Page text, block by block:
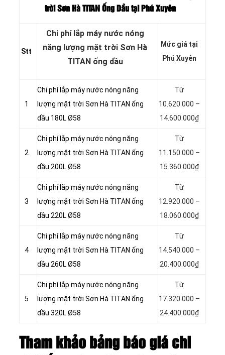
trời Sơn Hà TITAN Ống Dầu tại Phú Xuyên
Stt
Chi phí lắp máy nước nóng
năng lượng mặt trời Sơn Hà
TITAN ống dầu
Mức giá tại
Phú Xuyên
1
Chi phí lắp máy nước nóng năng
lượng mặt trời Sơn Hà TITAN ống
dầu 180L Ø58
Từ
10.620.000 –
14.600.000₫
2
Chi phí lắp máy nước nóng năng
lượng mặt trời Sơn Hà TITAN ống
dầu 200L Ø58
Từ
11.150.000 –
15.360.000₫
3
Chi phí lắp máy nước nóng năng
lượng mặt trời Sơn Hà TITAN ống
dầu 220L Ø58
Từ
12.920.000 –
18.060.000₫
4
Chi phí lắp máy nước nóng năng
lượng mặt trời Sơn Hà TITAN ống
dầu 260L Ø58
Từ
14.540.000 –
20.400.000₫
5
Chi phí lắp máy nước nóng năng
lượng mặt trời Sơn Hà TITAN ống
dầu 320L Ø58
Từ
17.320.000 –
24.400.000₫
Tham khảo bảng báo giá chi